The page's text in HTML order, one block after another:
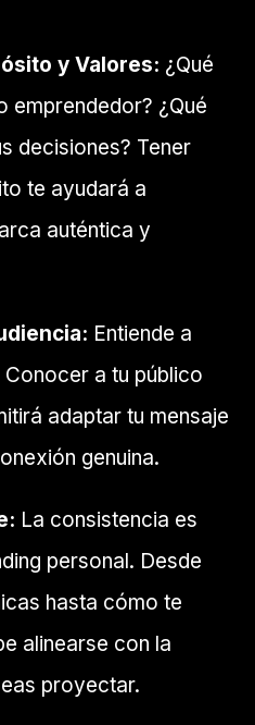
y Valores: ¿Qué
emprendedor? ¿Qué
decisiones? Tener
te ayudará a
auténtica y
Entiende a
Conocer a tu público
adaptar tu mensaje
genuina.
La consistencia es
personal. Desde
hasta cómo te
alinearse con la
proyectar.